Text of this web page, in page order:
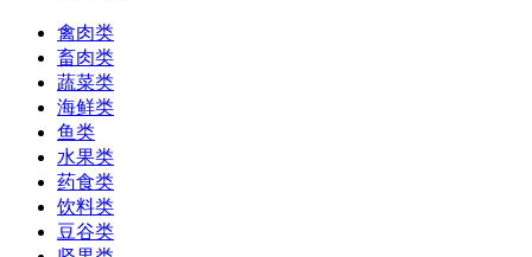
禽肉类
畜肉类
蔬菜类
海鲜类
鱼类
水果类
药食类
饮料类
豆谷类